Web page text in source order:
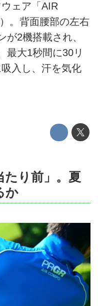
ェア「AIR
。背面腰部の左右
が2機搭載され、
最大1秒間に30リ
入し、汗を気化
たり前」。夏
か